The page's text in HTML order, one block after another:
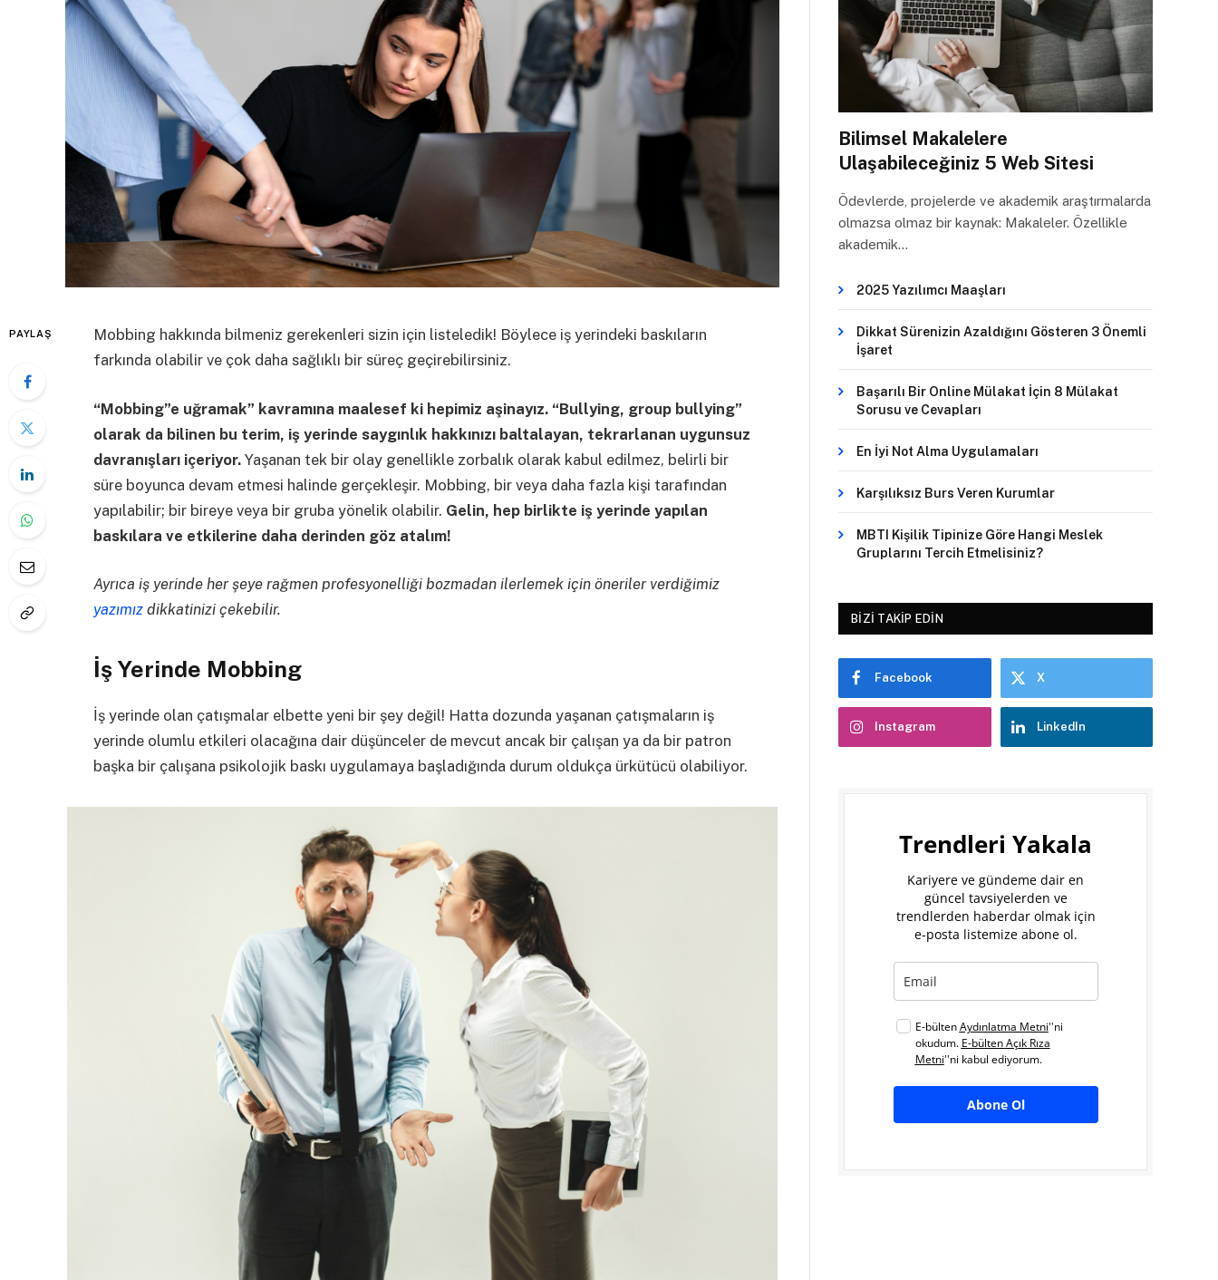
PAYLAŞ
Mobbing hakkında bilmeniz gerekenleri sizin için listeledik! Böylece iş yerindeki baskıların
farkında olabilir ve çok daha sağlıklı bir süreç geçirebilirsiniz.
“Mobbing”e uğramak” kavramına maalesef ki hepimiz aşinayız. “Bullying, group bullying”
olarak da bilinen bu terim, iş yerinde saygınlık hakkınızı baltalayan, tekrarlanan uygunsuz
davranışları içeriyor. Yaşanan tek bir olay genellikle zorbalık olarak kabul edilmez, belirli bir
süre boyunca devam etmesi halinde gerçekleşir. Mobbing, bir veya daha fazla kişi tarafından
yapılabilir; bir bireye veya bir gruba yönelik olabilir. Gelin, hep birlikte iş yerinde yapılan
baskılara ve etkilerine daha derinden göz atalım!
Ayrıca iş yerinde her şeye rağmen profesyonelliği bozmadan ilerlemek için öneriler verdiğimiz
yazımız dikkatinizi çekebilir.
İş Yerinde Mobbing
İş yerinde olan çatışmalar elbette yeni bir şey değil! Hatta dozunda yaşanan çatışmaların iş
yerinde olumlu etkileri olacağına dair düşünceler de mevcut ancak bir çalışan ya da bir patron
başka bir çalışana psikolojik baskı uygulamaya başladığında durum oldukça ürkütücü olabiliyor.
Bilimsel Makalelere
Ulaşabileceğiniz 5 Web Sitesi
Ödevlerde, projelerde ve akademik araştırmalarda
olmazsa olmaz bir kaynak: Makaleler. Özellikle
akademik…
2025 Yazılımcı Maaşları
Dikkat Sürenizin Azaldığını Gösteren 3 Önemli
İşaret
Başarılı Bir Online Mülakat İçin 8 Mülakat
Sorusu ve Cevapları
En İyi Not Alma Uygulamaları
Karşılıksız Burs Veren Kurumlar
MBTI Kişilik Tipinize Göre Hangi Meslek
Gruplarını Tercih Etmelisiniz?
BIZI TAKIP EDIN
Facebook X
Instagram LinkedIn
Trendleri Yakala
Kariyere ve gündeme dair en
güncel tavsiyelerden ve
trendlerden haberdar olmak için
e-posta listemize abone ol.
E-bültenAydınlatma Metni''ni
okudum. E-bülten Açık Rıza
Metni''ni kabul ediyorum.
Abone Ol